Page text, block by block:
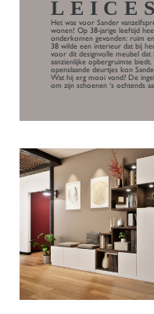
Het was voor Sander
wonen! Op 38-jarige leeftijd
onderkomen gevonden: ruim
38 wilde een interieur dat bij
voor dit designvolle meubel
aanzienlijke opbergruimte
openslaande deurtjes kon
Wat hij erg mooi vond? De
om zijn schoenen ‘s ochtends